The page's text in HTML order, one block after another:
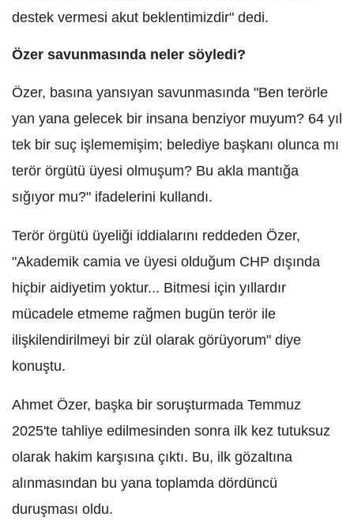
destek vermesi akut beklentimizdir" dedi.
Özer savunmasında neler söyledi?
Özer, basına yansıyan savunmasında "Ben terörle
yan yana gelecek bir insana benziyor muyum? 64 yıl
tek bir suç işlememişim; belediye başkanı olunca mı
terör örgütü üyesi olmuşum? Bu akla mantığa
sığıyor mu?" ifadelerini kullandı.
Terör örgütü üyeliği iddialarını reddeden Özer,
"Akademik camia ve üyesi olduğum CHP dışında
hiçbir aidiyetim yoktur... Bitmesi için yıllardır
mücadele etmeme rağmen bugün terör ile
ilişkilendirilmeyi bir zül olarak görüyorum" diye
konuştu.
Ahmet Özer, başka bir soruşturmada Temmuz
2025'te tahliye edilmesinden sonra ilk kez tutuksuz
olarak hakim karşısına çıktı. Bu, ilk gözaltına
alınmasından bu yana toplamda dördüncü
duruşması oldu.